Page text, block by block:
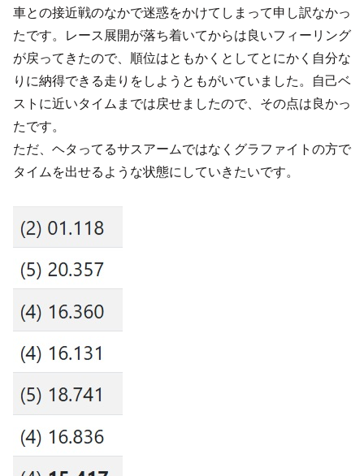
車との接近戦のなかで迷惑をかけてしまって申し訳なかっ
たです。レース展開が落ち着いてからは良いフィーリング
が戻ってきたので、順位はともかくとしてとにかく自分な
りに納得できる走りをしようともがいていました。自己ベ
ストに近いタイムまでは戻せましたので、その点は良かっ
たです。
ただ、ヘタってるサスアームではなくグラファイトの方で
タイムを出せるような状態にしていきたいです。